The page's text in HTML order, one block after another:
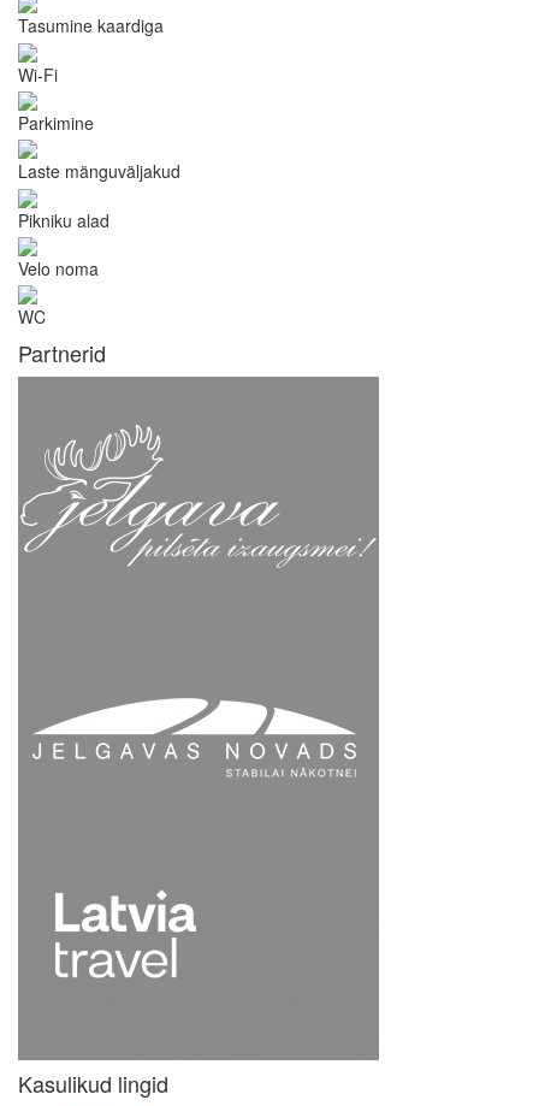
Tasumine kaardiga
Wi-Fi
Parkimine
Laste mänguväljakud
Pikniku alad
Velo noma
WC
Partnerid
Kasulikud lingid